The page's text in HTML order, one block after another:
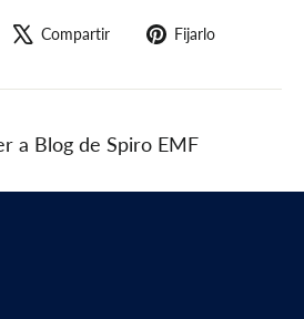
CompartirCompartir
Tuitear Fijarlo
a Blog de Spiro EMF